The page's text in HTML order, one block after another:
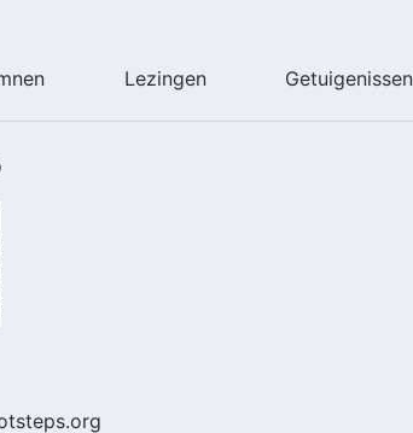
Lezingen Getuigenissen